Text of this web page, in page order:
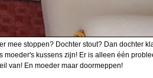
mee stoppen? Dochter stout? Dan dochter
kussens zijn! Er is alleen één
van! En moeder maar doormeppen!